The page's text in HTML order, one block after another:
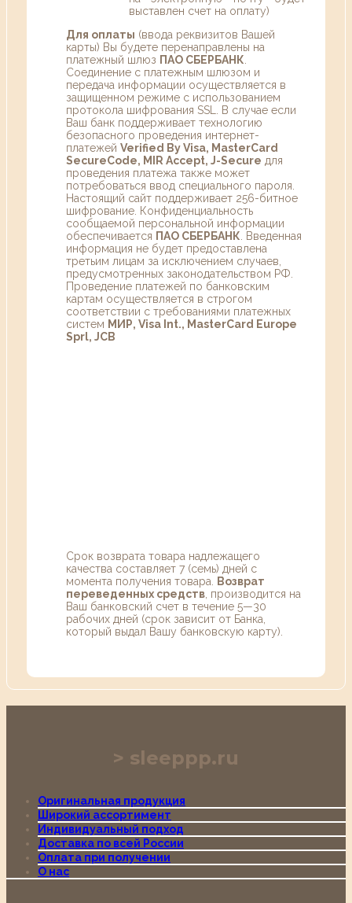
выставлен счет на оплату)
Для оплаты (ввода реквизитов Вашей
карты) Вы будете перенаправлены на
платежный шлюз ПАО СБЕРБАНК
Соединение с платежным шлюзом и
передача информации осуществляется в
защищенном режиме с использованием
протокола шифрования SSL. В случае если
Ваш банк поддерживает технологию
безопасного проведения интернет-
платежей Verified By Visa, MasterCard
SecureCode, MIR Accept, J-Secure для
проведения платежа также может
потребоваться ввод специального пароля.
Настоящий сайт поддерживает 256-битное
шифрование. Конфиденциальность
сообщаемой персональной информации
обеспечивается ПАО СБЕРБАНК . Введенная
информация не будет предоставлена
третьим лицам за исключением случаев,
предусмотренных законодательством РФ.
Проведение платежей по банковским
картам осуществляется в строгом
соответствии с требованиями платежных
систем МИР, Visa Int., MasterCard Europe
Sprl, JCB
Срок возврата товара надлежащего
качества составляет 7 (семь) дней с
момента получения товара.
Возврат
переведенных средств , производится на
Ваш банковский счет в течение 5—30
рабочих дней (срок зависит от Банка,
который выдал Вашу банковскую карту).
sleeppp.ru
Оригинальная продукция
Широкий ассортимент
Индивидуальный подход
Доставка по всей России
Оплата при получении
О нас